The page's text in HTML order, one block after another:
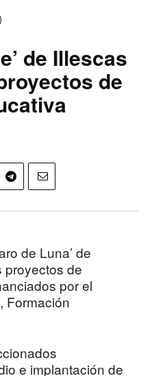
de Illescas
de
de Luna’ de
proyectos de
por el
Formación
e implantación de